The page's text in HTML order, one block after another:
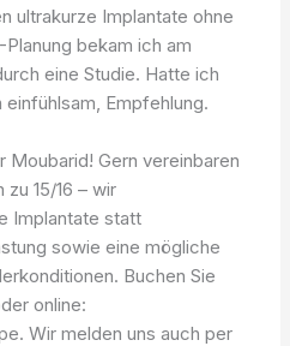
ultrakurze Implantate ohne
bekam ich am
eine Studie. Hatte ich
Empfehlung.
Moubarid! Gern vereinbaren
15/16 – wir
Implantate statt
sowie eine mögliche
Buchen Sie
online:
Wir melden uns auch per